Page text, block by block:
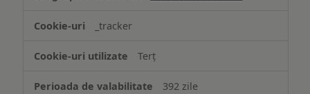
_tracker
Terț
392 zile